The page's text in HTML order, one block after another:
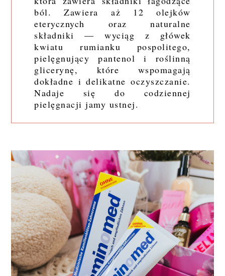
ból. Zawiera aż 12 olejków
eterycznych oraz naturalne
składniki — wyciąg z główek
kwiatu rumianku pospolitego,
pielęgnujący pantenol i roślinną
glicerynę, które wspomagają
dokładne i delikatne oczyszczanie.
Nadaje się do codziennej
pielęgnacji jamy ustnej.